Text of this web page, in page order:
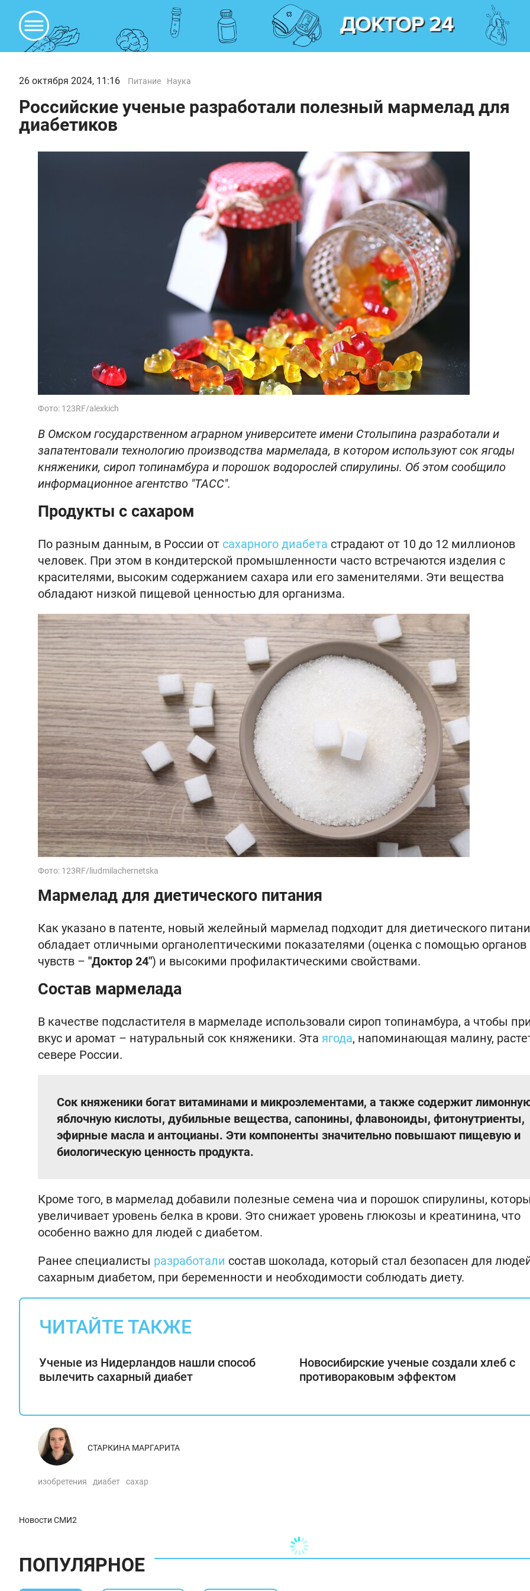
26 октября 2024, 11:16 Питание Наука
Российские ученые разработали полезный мармелад для
диабетиков
Фото: 123RF/alexkich
В Омском государственном аграрном университете имени Столыпина разработали и
запатентовали технологию производства мармелада, в котором используют сок ягоды
княженики, сироп топинамбура и порошок водорослей спирулины. Об этом сообщило
информационное агентство "ТАСС".
Продукты с сахаром
По разным данным, в России от сахарного диабета страдают от 10 до 12 миллионов
человек. При этом в кондитерской промышленности часто встречаются изделия с
красителями, высоким содержанием сахара или его заменителями. Эти вещества
обладают низкой пищевой ценностью для организма.
Фото: 123RF/liudmilachernetska
Мармелад для диетического питания
Как указано в патенте, новый желейный мармелад подходит для диетического
обладает отличными органолептическими показателями (оценка с помощью органов
чувств – "Доктор 24") и высокими профилактическими свойствами.
Состав мармелада
В качестве подсластителя в мармеладе использовали сироп топинамбура, а чтобы
вкус и аромат – натуральный сок княженики. Эта ягода, напоминающая малину,
севере России.
Сок княженики богат витаминами и микроэлементами, а также содержит
яблочную кислоты, дубильные вещества, сапонины, флавоноиды, фитонутриенты,
эфирные масла и антоцианы. Эти компоненты значительно повышают пищевую и
биологическую ценность продукта.
Кроме того, в мармелад добавили полезные семена чиа и порошок спирулины,
увеличивает уровень белка в крови. Это снижает уровень глюкозы и креатинина, что
особенно важно для людей с диабетом.
Ранее специалисты разработали состав шоколада, который стал безопасен для
сахарным диабетом, при беременности и необходимости соблюдать диету.
ЧИТАЙТЕ ТАКЖЕ
Ученые из Нидерландов нашли способ
вылечить сахарный диабет
Новосибирские ученые создали хлеб с
противораковым эффектом
СТАРКИНА МАРГАРИТА
изобретения диабет сахар
Новости СМИ2
ПОПУЛЯРНОЕ